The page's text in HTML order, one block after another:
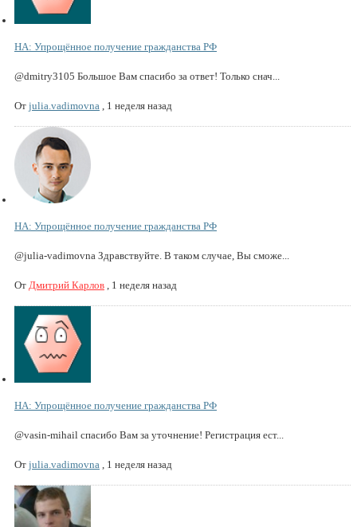
НА: Упрощённое получение гражданства РФ
@dmitry3105 Большое Вам спасибо за ответ! Только снач...
От julia.vadimovna 1 неделя назад
НА: Упрощённое получение гражданства РФ
@julia-vadimovna Здравствуйте. В таком случае, Вы сможе...
От Дмитрий Карлов 1 неделя назад
НА: Упрощённое получение гражданства РФ
@vasin-mihail спасибо Вам за уточнение! Регистрация ест...
От julia.vadimovna 1 неделя назад